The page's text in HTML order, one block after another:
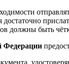
достаточно
должны быть
Федерации